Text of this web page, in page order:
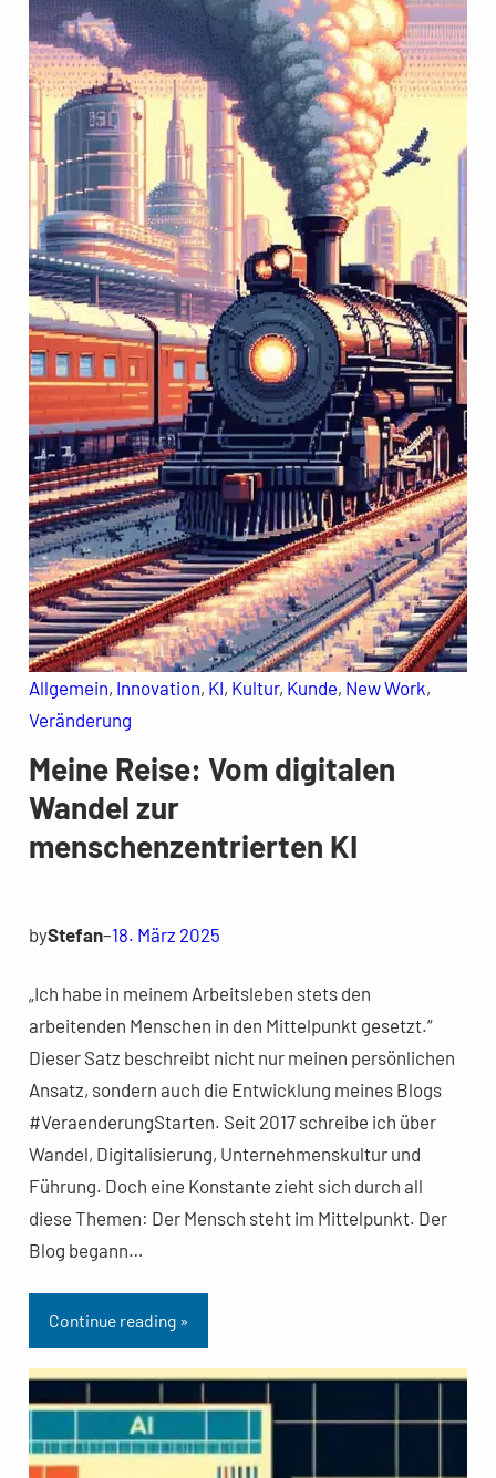
Allgemein, Innovation, KI, Kultur, Kunde, New Work
Veränderung
Meine Reise: Vom digitalen
Wandel zur
menschenzentrierten KI
byStefan–18. März 2025
„Ich habe in meinem Arbeitsleben stets den
arbeitenden Menschen in den Mittelpunkt gesetzt.“
Dieser Satz beschreibt nicht nur meinen persönlichen
Ansatz, sondern auch die Entwicklung meines Blogs
#VeraenderungStarten. Seit 2017 schreibe ich über
Wandel, Digitalisierung, Unternehmenskultur und
Führung. Doch eine Konstante zieht sich durch all
diese Themen: Der Mensch steht im Mittelpunkt. Der
Blog begann…
Continue reading »